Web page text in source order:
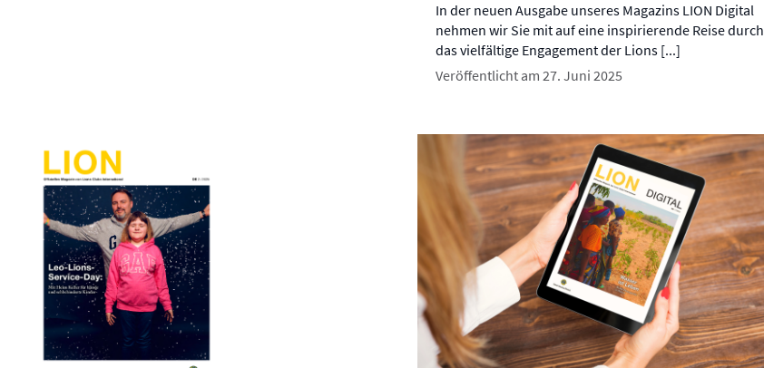
In der neuen Ausgabe unseres Magazins LION Digital
nehmen wir Sie mit auf eine inspirierende Reise durch
das vielfältige Engagement der Lions [...]
Veröffentlicht am 27. Juni 2025